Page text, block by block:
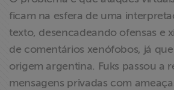
ficam na esfera de uma
texto, desencadeando ofensas e
de comentários xenófobos, já
origem argentina. Fuks passou a
mensagens privadas com